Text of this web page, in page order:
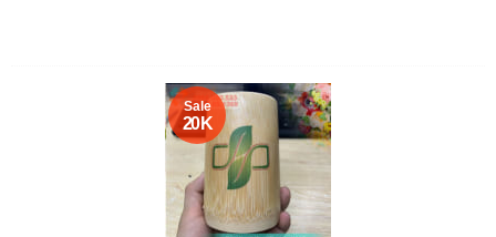
Sale
20 K